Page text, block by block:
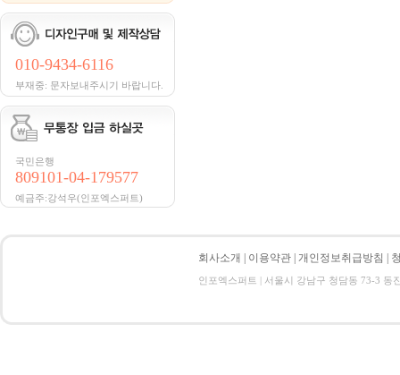
010-9434-6116
부재중: 문자보내주시기 바랍니다.
국민은행
809101-04-179577
예금주:강석우(인포엑스퍼트)
회사소개 이용약관 개인정보취급방침
인포엑스퍼트 | 서울시 강남구 청담동 73-3 동